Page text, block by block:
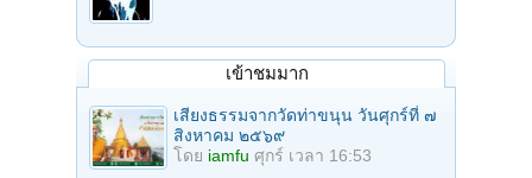
เข้าชมมาก
เสียงธรรมจากวัดท่าขนุน วันศุกร์ที่ ๗
สิงหาคม ๒๕๖๙
โดย iamfu ศุกร์ เวลา 16:53